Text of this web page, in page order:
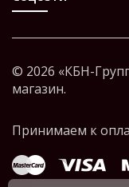
© 2026 «КБН-
магазин.